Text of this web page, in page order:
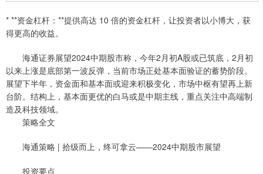
* **资金杠杆：**提供高达 10 倍的资金杠杆，让投资者以小博大，获
得更高的收益。
海通证券展望2024中期股市称，今年2月初A股或已筑底，2月初
以来上涨是底部第一波反弹，当前市场正处基本面验证的蓄势阶段。
展望下半年，资金面和基本面或迎来积极变化，市场中枢有望再上新
台阶。结构上，基本面更优的白马或是中期主线，重点关注中高端制
造及科技领域。
策略全文
海通策略 | 拾级而上，终可拿云——2024中期股市展望
投资要点